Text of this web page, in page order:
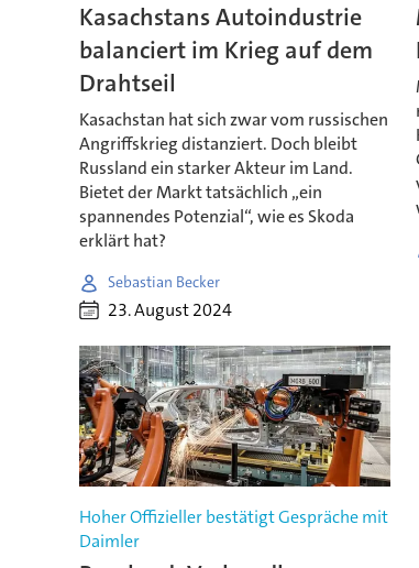
Kasachstans Autoindustrie
balanciert im Krieg auf dem
Drahtseil
Kasachstan hat sich zwar vom russischen
Angriffskrieg distanziert. Doch bleibt
Russland ein starker Akteur im Land.
Bietet der Markt tatsächlich „ein
spannendes Potenzial“, wie es Skoda
erklärt hat?
Sebastian Becker
23. August 2024
Hoher Offizieller bestätigt Gespräche mit
Daimler